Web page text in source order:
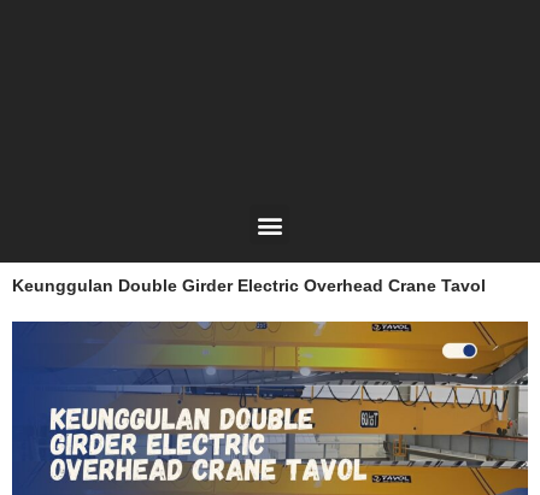
Menu
Keunggulan Double Girder Electric Overhead Crane Tavol